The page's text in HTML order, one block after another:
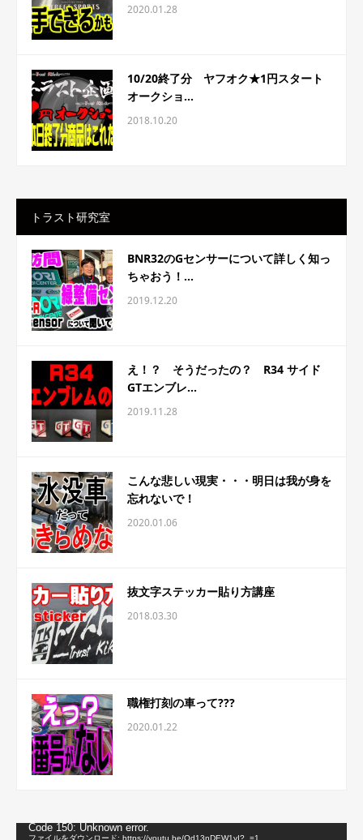
2020.01.28
10/20終了分 ヤフオク★1円スタート
オークショ...
2018.10.20
トラスト研究室
BNR32のGセンサーについて詳しく知っ
ちゃおう！...
2019.12.20
え！？ そうだったの？ R34 サイド
GTエンブレ...
2019.11.28
こんな悲しい現実・・・明日は我が身を
忘れないで！
2020.01.06
抜文字ステッカー貼り方講座
2018.03.30
職権打刻の車って???
2020.01.22
動Code 150: Unknown error.
ファイルをダウンロード: https://youtu.be/Qd13nDEW1yI?_=1